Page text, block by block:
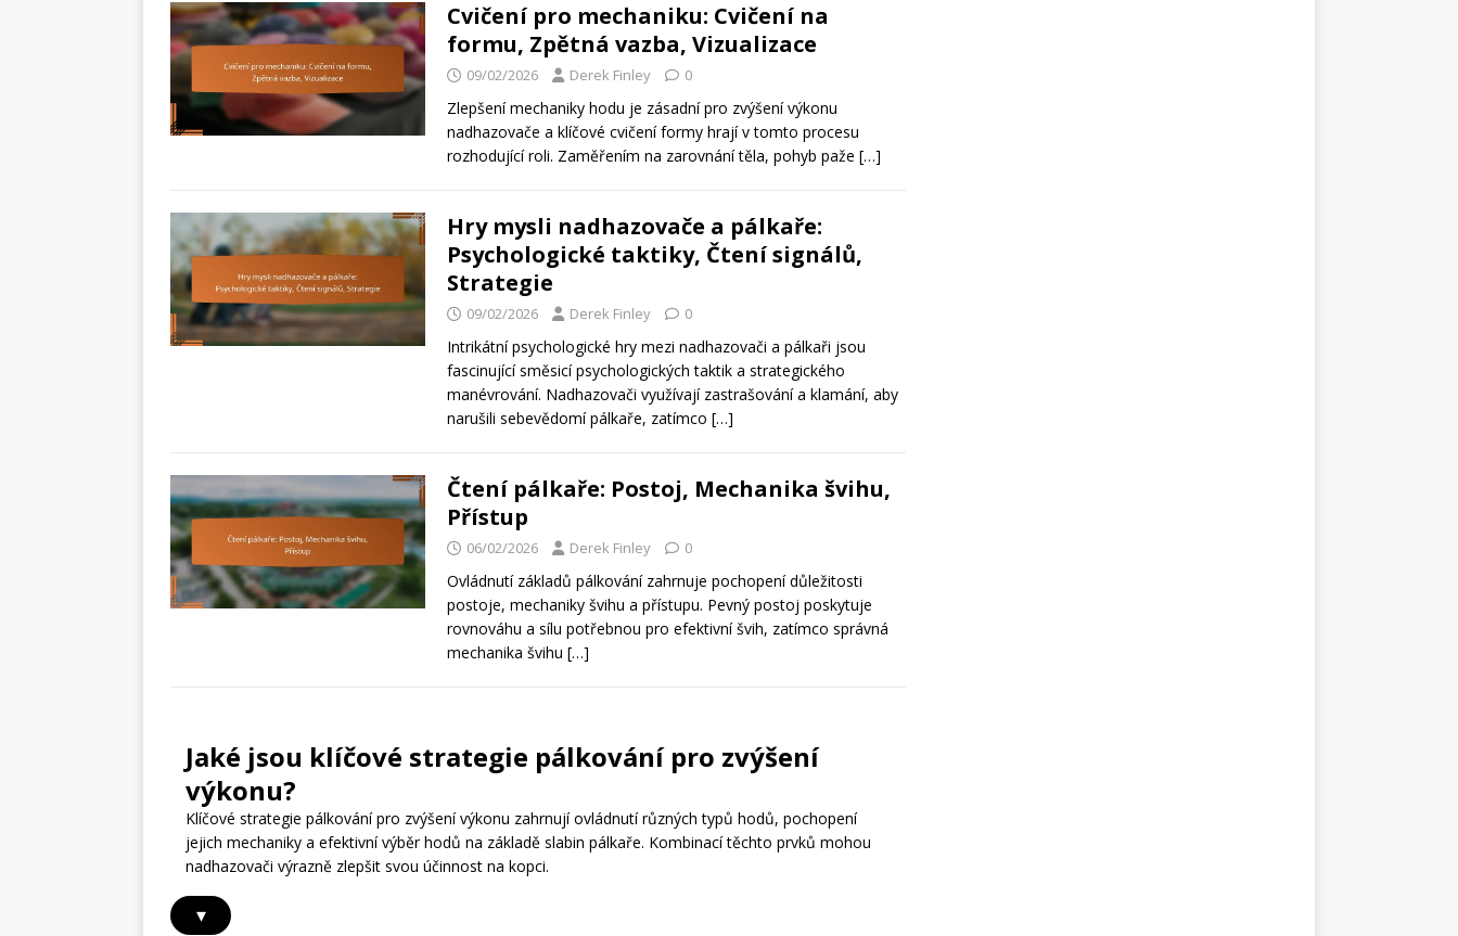
Cvičení pro mechaniku: Cvičení na
formu, Zpětná vazba, Vizualizace
09/02/2026 Derek Finley 0
Zlepšení mechaniky hodu je zásadní pro zvýšení výkonu
nadhazovače a klíčové cvičení formy hrají v tomto procesu
rozhodující roli. Zaměřením na zarovnání těla, pohyb paže […]
Hry mysli nadhazovače a pálkaře:
Psychologické taktiky, Čtení signálů,
Strategie
09/02/2026 Derek Finley 0
Intrikátní psychologické hry mezi nadhazovači a pálkaři jsou
fascinující směsicí psychologických taktik a strategického
manévrování. Nadhazovači využívají zastrašování a klamání, aby
narušili sebevědomí pálkaře, zatímco […]
Čtení pálkaře: Postoj, Mechanika švihu,
Přístup
06/02/2026 Derek Finley 0
Ovládnutí základů pálkování zahrnuje pochopení důležitosti
postoje, mechaniky švihu a přístupu. Pevný postoj poskytuje
rovnováhu a sílu potřebnou pro efektivní švih, zatímco správná
mechanika švihu […]
Jaké jsou klíčové strategie pálkování pro zvýšení
výkonu?
Klíčové strategie pálkování pro zvýšení výkonu zahrnují ovládnutí různých typů hodů, pochopení
jejich mechaniky a efektivní výběr hodů na základě slabin pálkaře. Kombinací těchto prvků mohou
nadhazovači výrazně zlepšit svou účinnost na kopci.
▾